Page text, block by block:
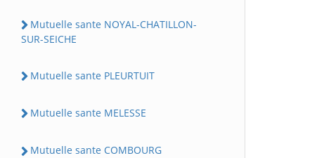
Mutuelle sante NOYAL-CHATILLON-
SUR-SEICHE
Mutuelle sante PLEURTUIT
Mutuelle sante MELESSE
Mutuelle sante COMBOURG